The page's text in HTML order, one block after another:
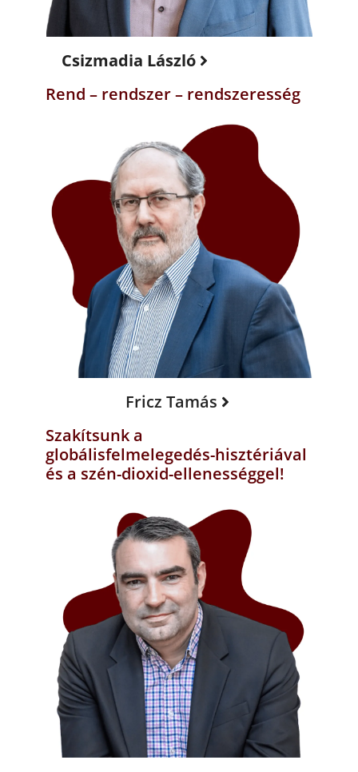
Csizmadia László
Rend – rendszer – rendszeresség
Fricz Tamás
Szakítsunk a
globálisfelmelegedés-hisztériával
és a szén-dioxid-ellenességgel!